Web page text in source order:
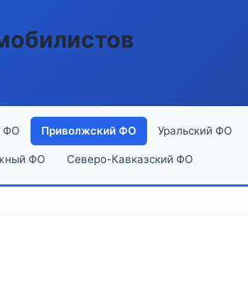
ФО Приволжский ФО Уральский ФО
ФО Северо-Кавказский ФО